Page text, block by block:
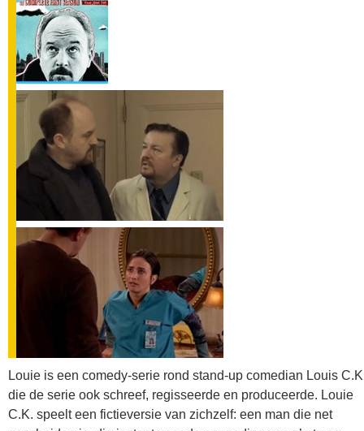
Louie is een comedy-serie rond stand-up comedian Louis
die de serie ook schreef, regisseerde en produceerde. Louie
C.K. speelt een fictieversie van zichzelf: een man die net